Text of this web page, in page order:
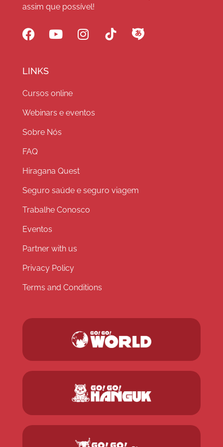
assim que possível!
LINKS
Cursos online
Webinars e eventos
Sobre Nós
FAQ
Hiragana Quest
Seguro saúde e seguro viagem
Trabalhe Conosco
Eventos
Partner with us
Privacy Policy
Terms and Conditions